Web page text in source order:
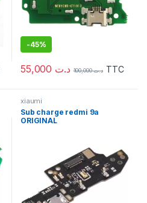
-45%
د.ت د.ت100,000 TTC
xiaumi
Sub charge redmi 9a
ORIGINAL